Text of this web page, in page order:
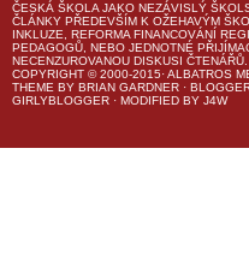
ČESKÁ ŠKOLA JAKO NEZÁVISLÝ
ČLÁNKY PŘEDEVŠÍM K OŽEHAVÝM
INKLUZE, REFORMA FINANCOVÁNÍ
PEDAGOGŮ, NEBO JEDNOTNÉ
NECENZUROVANOU DISKUSI ČTENÁŘŮ.
COPYRIGHT © 2000-2015· ALBATROS
THEME BY BRIAN GARDNER ·
GIRLYBLOGGER · MODIFIED BY J4W